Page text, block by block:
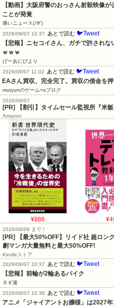
【動画】大阪府警のおっさん射殺映像
ことが発覚
痛いニュース(ﾉ∀`)
2026/08/07 10:37
あとで読む 🐦Tweet
【悲報】ニセコイさん、ガチで許され
ｗｗｗ
げーあにびより
2026/08/07 11:02
あとで読む 🐦Tweet
EAさん買収、完全完了。買収の借金を
mutyunのゲーム+αブログ
2026/08/07
[PR] 【割引】タイムセール監視所『米飯
Amazon
¥886
2026/08/09 まで！
[PR] 【最大50%OFF】リイド社 超ロン
劇マンガ大量無料と最大50%OFF!
Kindleストア
2026/08/07 10:37 あとで読む 🐦Tweet
【悲報】前輪が2輪あるバイク
ネギ速
2026/08/07 10:36 あとで読む 🐦Tweet
アニメ「ジャイアントお嬢様」は2027